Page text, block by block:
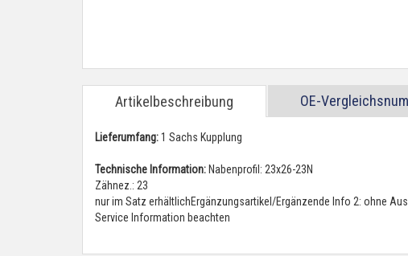
Artikelbeschreibung OE-
Lieferumfang:1 Sachs Kupplung
Technische Information: Nabenprofil: 23x26-23N
Zähnez.: 23
nur im Satz erhältlichErgänzungsartikel/Ergänzende Info 2: ohne
Service Information beachten